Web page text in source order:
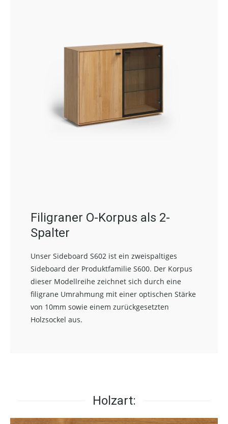
Filigraner O-Korpus als 2-
Spalter
Unser Sideboard S602 ist ein zweispaltiges
Sideboard der Produktfamilie S600. Der Korpus
dieser Modellreihe zeichnet sich durch eine
filigrane Umrahmung mit einer optischen Stärke
von 10mm sowie einem zurückgesetzten
Holzsockel aus.
Holzart: